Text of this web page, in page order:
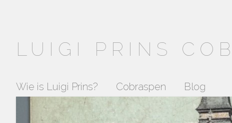
LUIGI PRINS
Wie is Luigi Prins? Cobraspen Blog